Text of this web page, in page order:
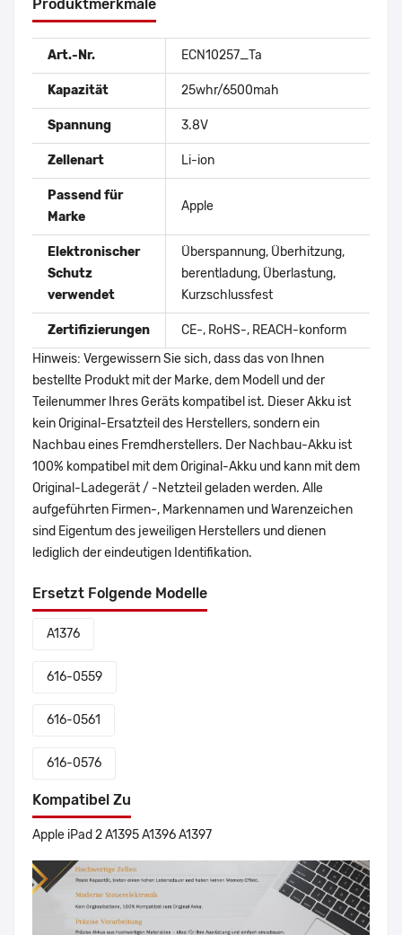
Produktmerkmale
Art.-Nr. ECN10257_Ta
Kapazität 25whr/6500mah
Spannung 3.8V
Zellenart Li-ion
Passend für
Marke
Apple
Elektronischer
Schutz
verwendet
Überspannung, Überhitzung,
berentladung, Überlastung,
Kurzschlussfest
Zertifizierungen
CE-, RoHS-, REACH-konform
Hinweis: Vergewissern Sie sich, dass das von Ihnen
bestellte Produkt mit der Marke, dem Modell und der
Teilenummer Ihres Geräts kompatibel ist. Dieser Akku ist
kein Original-Ersatzteil des Herstellers, sondern ein
Nachbau eines Fremdherstellers. Der Nachbau-Akku ist
100% kompatibel mit dem Original-Akku und kann mit dem
Original-Ladegerät / -Netzteil geladen werden. Alle
aufgeführten Firmen-, Markennamen und Warenzeichen
sind Eigentum des jeweiligen Herstellers und dienen
lediglich der eindeutigen Identifikation.
Ersetzt Folgende Modelle
A1376
616-0559
616-0561
616-0576
Kompatibel Zu
Apple iPad 2 A1395 A1396 A1397